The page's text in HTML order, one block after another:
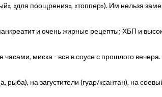
«для поощрения», «топпер»). Им нельзя
и очень жирные рецепты; ХБП и
миска - вся в соусе с прошлого вечера.
на загустители (гуар/ксантан), на